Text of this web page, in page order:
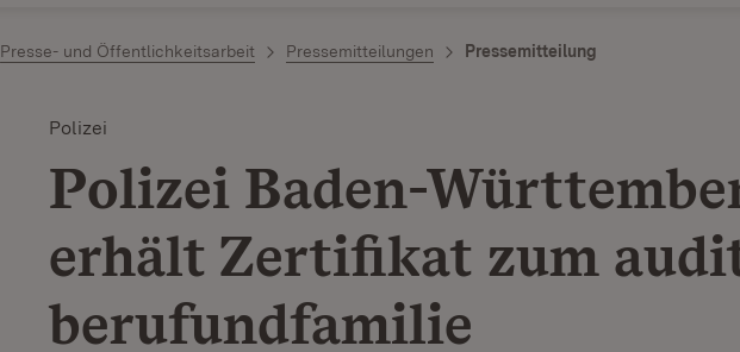
Presse- und Öffentlichkeitsarbeit Pressemitteilungen Pressemitteilung
Polizei
Polizei Baden-
erhält Zertifikat zum
berufundfamilie